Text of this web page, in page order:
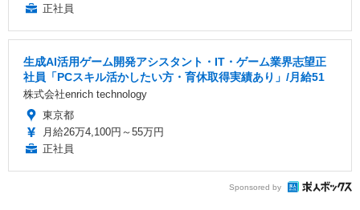
正社員
生成AI活用ゲーム開発アシスタント・IT・ゲーム業界志望正
社員「PCスキル活かしたい方・育休取得実績あり」/月給51
株式会社enrich technology
東京都
月給26万4,100円～55万円
正社員
Sponsored by